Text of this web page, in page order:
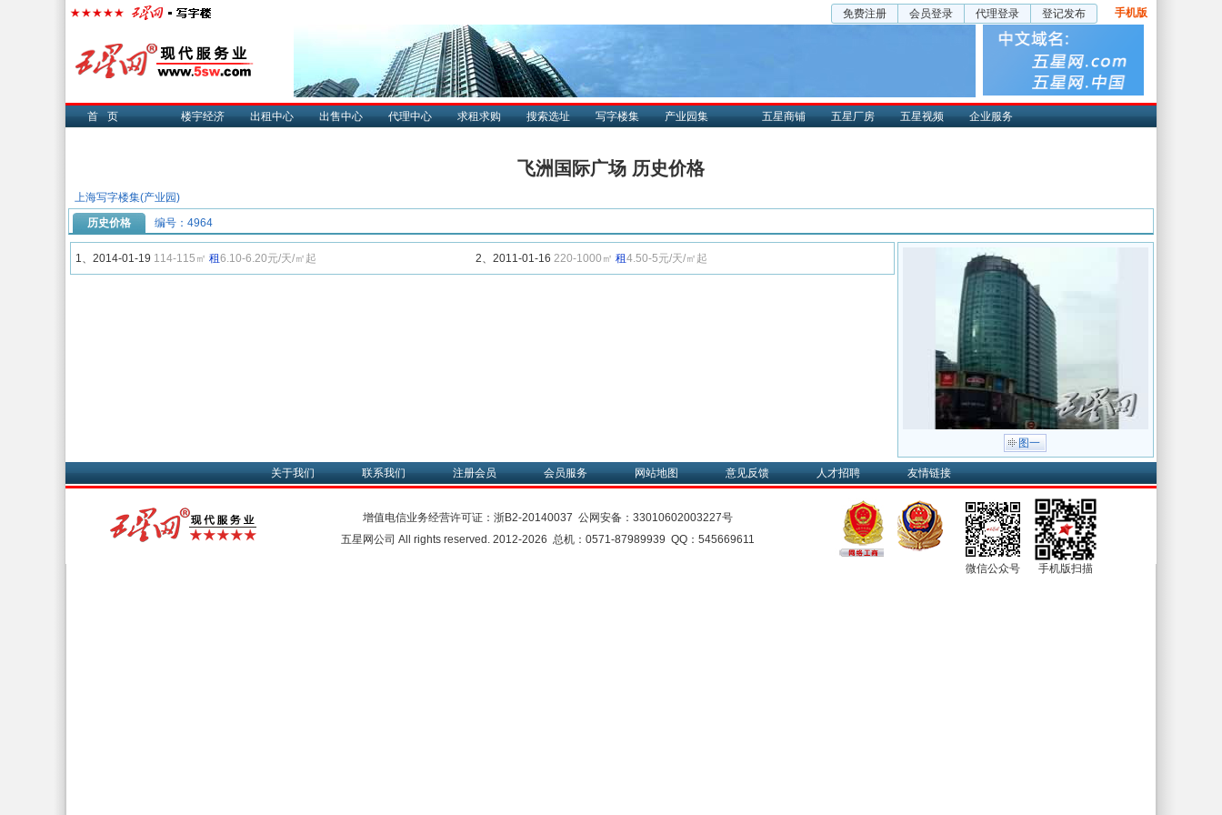
免费注册 会员登录 代理登录 登记发布 手机版
首页 楼宇经济 出租中心 出售中心 代理中心 求租求购 搜索选址 写字楼集 产业园集 五星商铺 五星厂房 五星视频 企业服务
飞洲国际广场 历史价格
上海写字楼集(产业园)
历史价格
编号：4964
1、2014-01-19 114-115㎡ 租6.10-6.20元/天/㎡起 2、2011-01-16 220-1000㎡ 租4.50-5元/天/㎡起
图一
关于我们 联系我们 注册会员 会员服务 网站地图 意见反馈 人才招聘 友情链接
增值电信业务经营许可证： 浙B2-20140037 公网安备： 33010602003227号
五星网公司 All rights reserved. 2012-2026 总机：0571-87989939 QQ：545669611
微信公众号 手机版扫描